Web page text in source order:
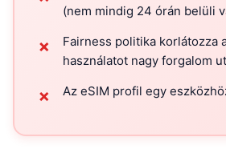
(nem mindig 24 órán belüli
✗
Fairness politika korlátozza
használatot nagy forgalom
✗ Az eSIM profil egy